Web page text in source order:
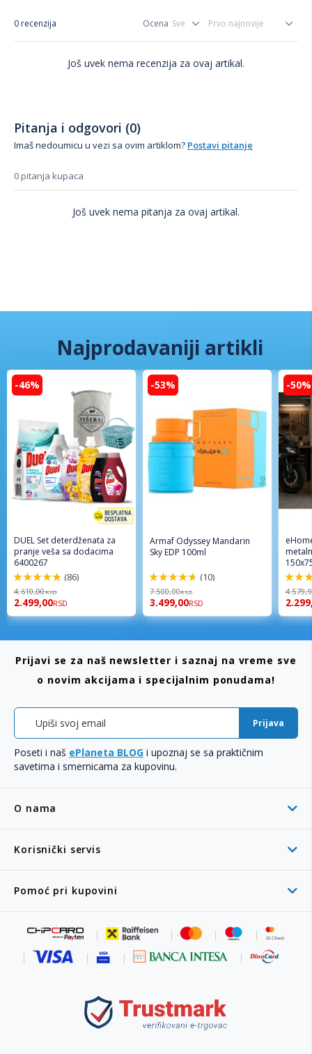
0 recenzija Ocena
Još uvek nema recenzija za ovaj artikal.
Pitanja i odgovori (0)
Imaš nedoumicu u vezi sa ovim artiklom? Postavi pitanje
0 pitanja kupaca
Još uvek nema pitanja za ovaj artikal.
Najprodavaniji artikli
-46%
DUEL Set deterdženata za
pranje veša sa dodacima
6400267
98%
(86)
4.610,00RSD
2.499,00RSD
-53%
Armaf Odyssey Mandarin
Sky EDP 100ml
94%
(10)
7.500,00RSD
3.499,00RSD
-50%
96%
O nama
Korisnički servis
Pomoć pri kupovini
Prijavi se za naš newsletter i saznaj na vreme sve
o novim akcijama i specijalnim ponudama!
Prijava
Poseti i naš ePlaneta BLOG i upoznaj se sa praktičnim
savetima i smernicama za kupovinu.